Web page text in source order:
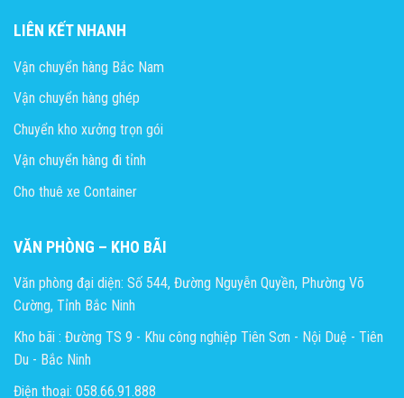
LIÊN KẾT NHANH
Vận chuyển hàng Bắc Nam
Vận chuyển hàng ghép
Chuyển kho xưởng trọn gói
Vận chuyển hàng đi tỉnh
Cho thuê xe Container
VĂN PHÒNG – KHO BÃI
Văn phòng đại diện: Số 544, Đường Nguyễn Quyền, Phường Võ
Cường, Tỉnh Bắc Ninh
Kho bãi : Đường TS 9 - Khu công nghiệp Tiên Sơn - Nội Duệ - Tiên
Du - Bắc Ninh
Điện thoại: 058.66.91.888